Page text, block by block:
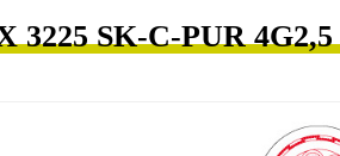
3225 SK-C-PUR